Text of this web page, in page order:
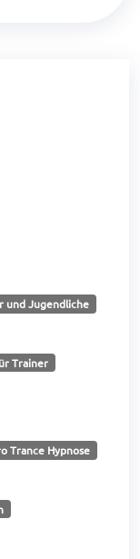
und Jugendliche
Trainer
Trance Hypnose